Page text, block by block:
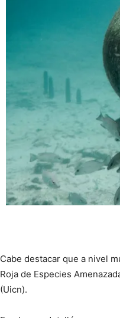
Cabe destacar que a nivel
Roja de Especies
(Uicn).